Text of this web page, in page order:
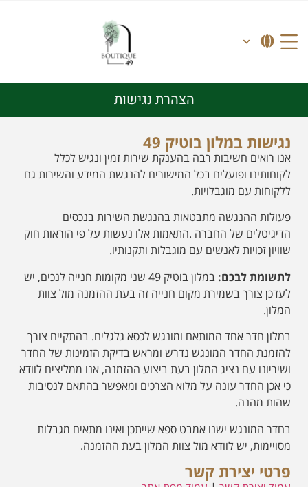
הצהרת נגישות
נגישות במלון בוטיק 49
אנו רואים חשיבות רבה בהענקת שירות זמין ונגיש לכלל
לקוחותינו ופועלים בכל המישורים להנגשת המידע והשירות גם
ללקוחות עם מוגבלויות.
פעולות ההנגשה מתבטאות בהנגשת השירות בנכסים
הדיגיטלים של החברה .התאמות אלו נעשות על פי הוראות חוק
שוויון זכויות לאנשים עם מוגבלות ותקנותיו.
לתשומת לבכם: במלון בוטיק 49
שני מקומות חנייה לנכים, יש
לעדכן צורך בשמירת מקום חנייה זה בעת ההזמנה מול צוות
המלון.
במלון חדר אחד המותאם ומונגש לכסא גלגלים. בהתקיים צורך
להזמנת החדר המונגש נדרש ומראש בדיקת הזמינות של החדר
ושיריונו עם נציג המלון בעת ביצוע ההזמנה, אנו ממליצים לוודא
כי אכן החדר עונה על מלוא הצרכים ומאפשר בהתאם לנסיבות
שהות מהנה.
בחדר המונגש ישנו אמבט ספא שייתכן ואינו מתאים מגבלות
מסויימות, יש לוודא מול צוות המלון בעת ההזמנה.
פרטי יצירת קשר